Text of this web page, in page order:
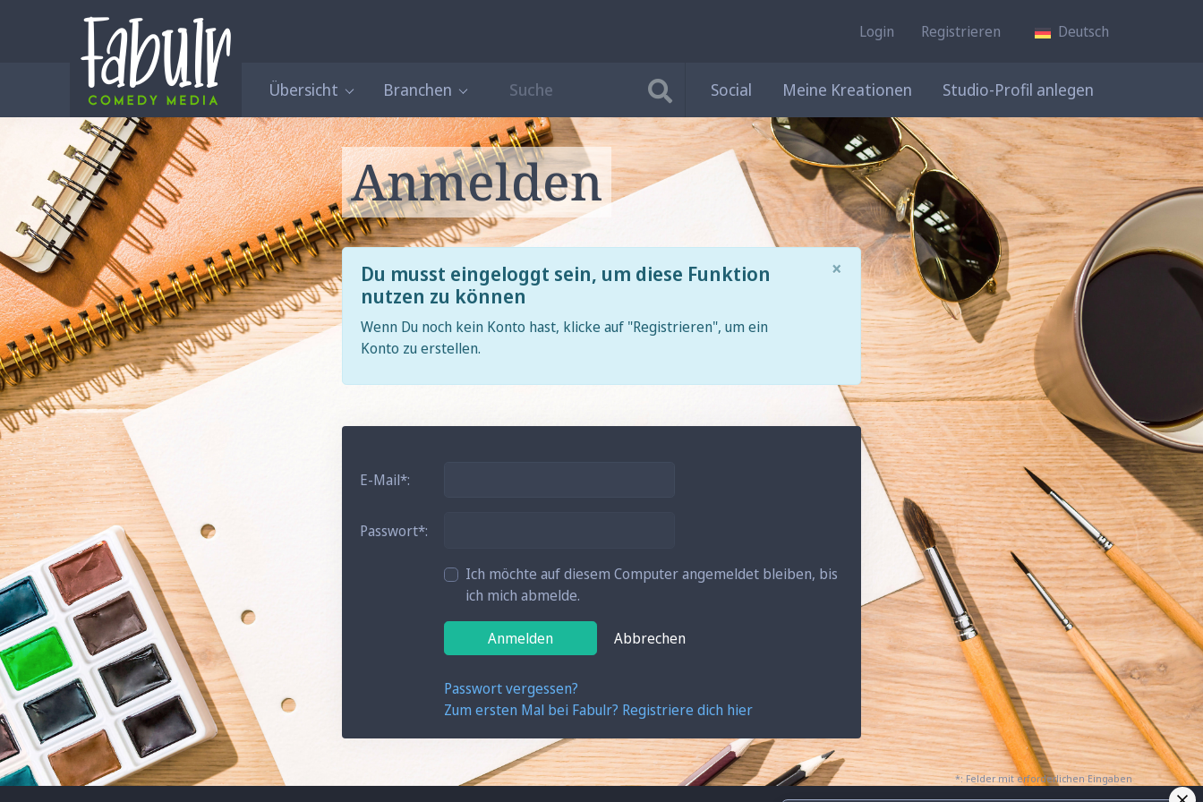
Login Registrieren Deutsch
Übersicht Branchen Social Meine Kreationen Studio-Profil anlegen
Anmelden
×
Du musst eingeloggt sein, um diese Funktion
nutzen zu können
Wenn Du noch kein Konto hast, klicke auf "Registrieren", um ein
Konto zu erstellen.
E-Mail
Passwort
Ich möchte auf diesem Computer angemeldet bleiben, bis
ich mich abmelde.
Anmelden Abbrechen
Passwort vergessen?
Zum ersten Mal bei Fabulr? Registriere dich hier
*: Felder mit erforderlichen Eingaben